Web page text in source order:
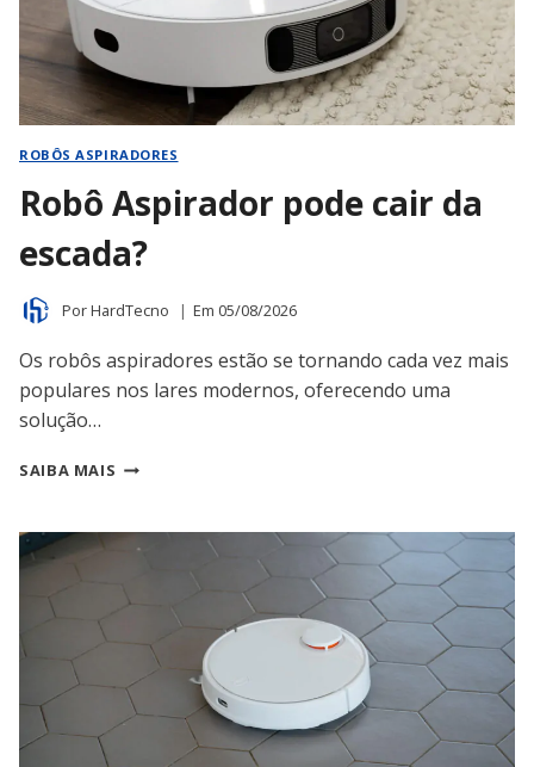
ROBÔS ASPIRADORES
Robô Aspirador pode cair da
escada?
PorHardTecno Em 05/08/2026
Os robôs aspiradores estão se tornando cada vez mais
populares nos lares modernos, oferecendo uma
solução…
SAIBA MAIS ROBÔ
CAIR